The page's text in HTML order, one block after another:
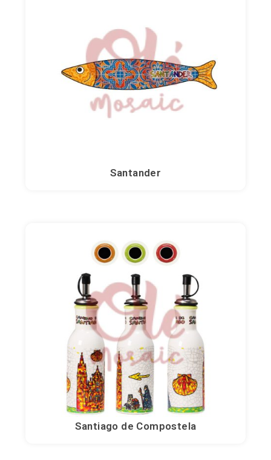
Santander
Santiago de Compostela